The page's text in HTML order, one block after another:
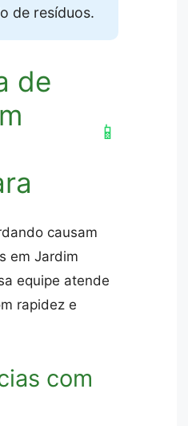
de resíduos.
de
📱
causam
em Jardim
equipe atende
rapidez e
com